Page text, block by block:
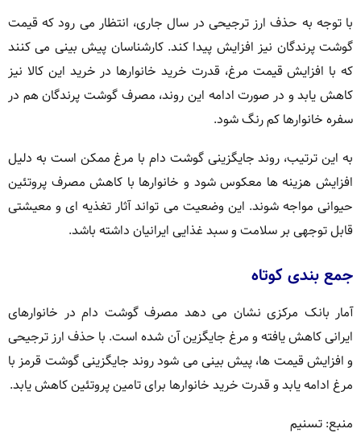
با توجه به حذف ارز ترجیحی در سال جاری، انتظار می رود که قیمت
گوشت پرندگان نیز افزایش پیدا کند. کارشناسان پیش بینی می کنند
که با افزایش قیمت مرغ، قدرت خرید خانوارها در خرید این کالا نیز
کاهش یابد و در صورت ادامه این روند، مصرف گوشت پرندگان هم در
سفره خانوارها کم رنگ شود.
به این ترتیب، روند جایگزینی گوشت دام با مرغ ممکن است به دلیل
افزایش هزینه ها معکوس شود و خانوارها با کاهش مصرف پروتئین
حیوانی مواجه شوند. این وضعیت می تواند آثار تغذیه ای و معیشتی
قابل توجهی بر سلامت و سبد غذایی ایرانیان داشته باشد.
جمع بندی کوتاه
آمار بانک مرکزی نشان می دهد مصرف گوشت دام در خانوارهای
ایرانی کاهش یافته و مرغ جایگزین آن شده است. با حذف ارز ترجیحی
و افزایش قیمت ها، پیش بینی می شود روند جایگزینی گوشت قرمز با
مرغ ادامه یابد و قدرت خرید خانوارها برای تامین پروتئین کاهش یابد.
منبع: تسنیم